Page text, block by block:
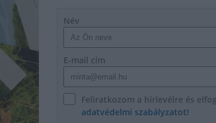
Név
E-mail cím
Feliratkozom a hírlevélre és
adatvédelmi szabályzatot!